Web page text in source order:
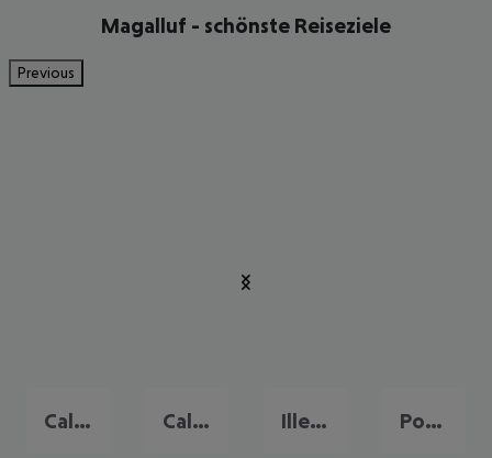
Magalluf - schönste Reiseziele
Previous
Cala Mayor Calvia Illetas Port de Pollença